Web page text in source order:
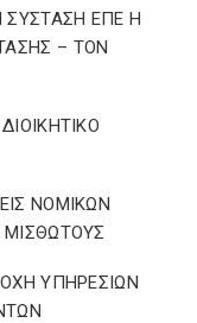
ΣΥΣΤΑΣΗ ΕΠΕ Η
– ΤΟΝ
ΝΟΜΙΚΩΝ
ΥΠΗΡΕΣΙΩΝ